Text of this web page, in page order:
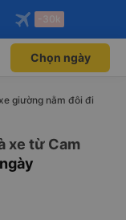
Mở app
Mở app
-30k
Chọn ngày
giường nằm đôi đi
xe từ Cam